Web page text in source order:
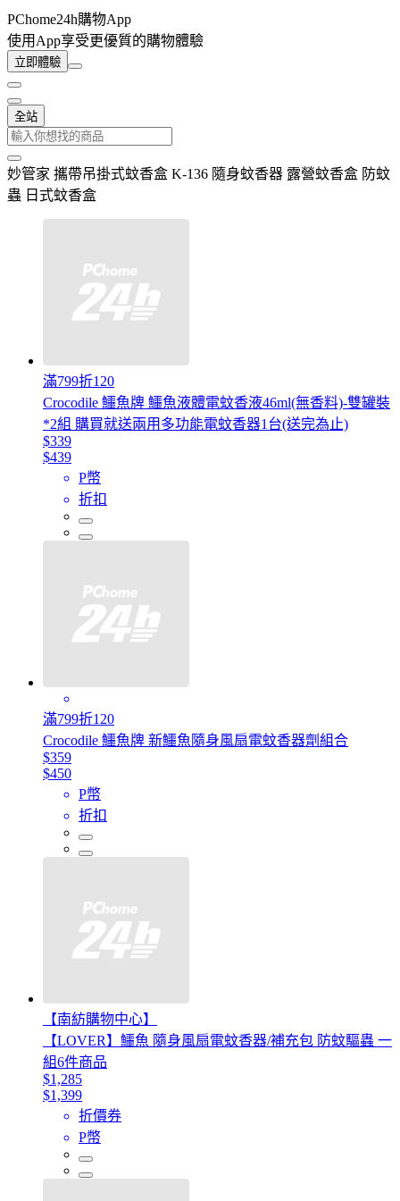
PChome24h購物App
使用App享受更優質的購物體驗
立即體驗
全站
妙管家 攜帶吊掛式蚊香盒 K-136 隨身蚊香器 露營蚊香盒 防蚊
蟲 日式蚊香盒
滿799折120
Crocodile 鱷魚牌 鱷魚液體電蚊香液46ml(無香料)-雙罐裝
*2組 購買就送兩用多功能電蚊香器1台(送完為止)
$339
$439
P幣
折扣
滿799折120
Crocodile 鱷魚牌 新鱷魚隨身風扇電蚊香器劑組合
$359
$450
P幣
折扣
【南紡購物中心】
【LOVER】鱷魚 隨身風扇電蚊香器/補充包 防蚊驅蟲 一
組6件商品
$1,285
$1,399
折價券
P幣